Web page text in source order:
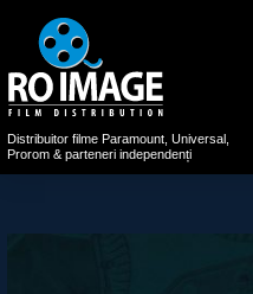
Distribuitor filme Paramount, Universal,
Prorom & parteneri independenți